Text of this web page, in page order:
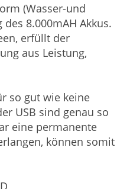
(Wasser-und
8.000mAH Akkus.
erfüllt der
aus Leistung,
so gut wie keine
USB sind genau so
eine permanente
können somit